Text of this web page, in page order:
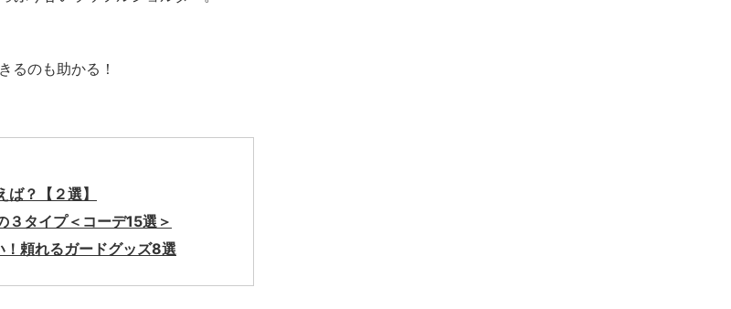
るのも助かる！
？【２選】
タイプ＜コーデ15選＞
頼れるガードグッズ8選